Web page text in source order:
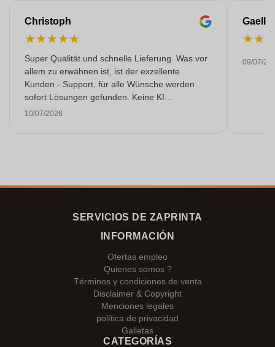
Christoph
★★★★★
Super Qualität und schnelle Lieferung. Was vor
allem zu erwähnen ist, ist der exzellente
Kunden - Support, für alle Wünsche werden
sofort Lösungen gefunden. Keine KI
Gespräche. Sehr selten heutzutage. Top
10/07/2026
Gaelle
★★
09/07/
SERVICIOS DE ZAPRINTA
INFORMACIÓN
Ofertas empleo
Quienes somos ?
Términos y condiciones de venta
Disclaimer & Copyright
Menciones legales
política de privacidad
Galletas
CATEGORÍAS